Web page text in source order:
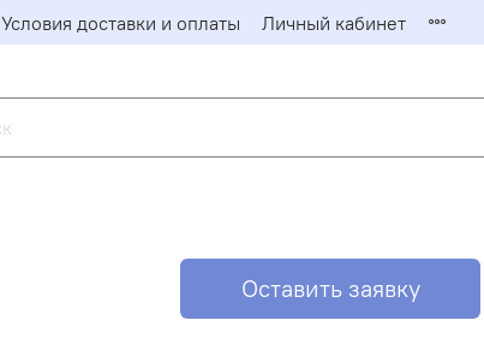
Условия доставки и оплаты Личный кабинет
Оставить заявку